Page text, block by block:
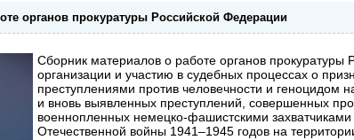
органов прокуратуры Российской Федерации
Сборник материалов о работе органов прокуратуры
организации и участию в судебных процессах о
преступлениями против человечности и геноцидом
и вновь выявленных преступлений, совершенных
военнопленных немецко-фашистскими
Отечественной войны 1941–1945 годов на